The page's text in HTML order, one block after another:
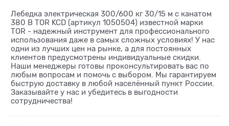
Лебедка электрическая 300/600 кг 30/15 м с канатом
380 В TOR KCD (артикул 1050504) известной марки
TOR - надежный инструмент для профессионального
использования даже в самых сложных условиях! У нас
одни из лучших цен на рынке, а для постоянных
клиентов предусмотрены индивидуальные скидки.
Наши менеджеры готовы проконсультировать вас по
любым вопросам и помочь с выбором. Мы гарантируем
быструю доставку в любой населённый пункт России.
Заказывайте у нас и убедитесь в выгодности
сотрудничества!